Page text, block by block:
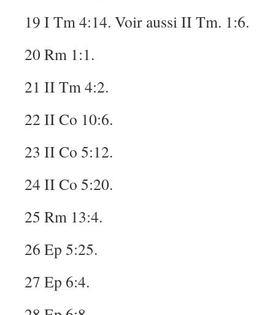
19 I Tm 4:14. Voir aussi II Tm. 1:6.
20 Rm 1:1.
21 II Tm 4:2.
22 II Co 10:6.
23 II Co 5:12.
24 II Co 5:20.
25 Rm 13:4.
26 Ep 5:25.
27 Ep 6:4.